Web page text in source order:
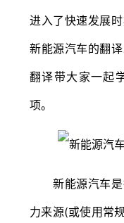
进入了快速发展
新能源汽车的翻
翻译带大家一起
项。
新能源汽车是
力来源(或使用常